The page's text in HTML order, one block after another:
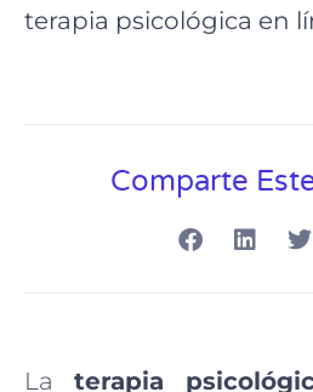
terapia psicológica en
Comparte
La terapia